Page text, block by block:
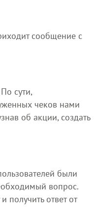
сообщение с
сути,
чеков нами
об акции, создать
были
вопрос.
получить ответ от